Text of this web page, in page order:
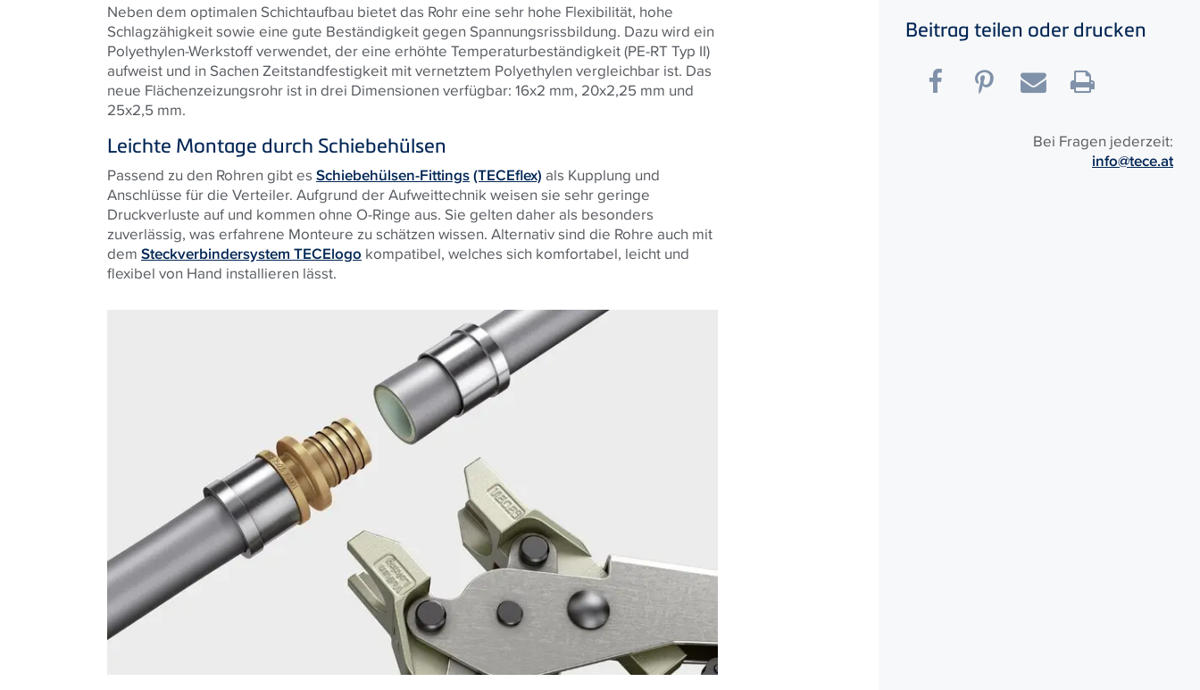
Neben dem optimalen Schichtaufbau bietet das Rohr eine sehr hohe Flexibilität, hohe
Schlagzähigkeit sowie eine gute Beständigkeit gegen Spannungsrissbildung. Dazu wird ein
Polyethylen-Werkstoff verwendet, der eine erhöhte Temperaturbeständigkeit (PE-RT Typ II)
aufweist und in Sachen Zeitstandfestigkeit mit vernetztem Polyethylen vergleichbar ist. Das
neue Flächenzeizungsrohr ist in drei Dimensionen verfügbar: 16x2 mm, 20x2,25 mm und
25x2,5 mm.
Leichte Montage durch Schiebehülsen
Passend zu den Rohren gibt es Schiebehülsen-Fittings(TECEflex) als Kupplung und
Anschlüsse für die Verteiler. Aufgrund der Aufweittechnik weisen sie sehr geringe
Druckverluste auf und kommen ohne O-Ringe aus. Sie gelten daher als besonders
zuverlässig, was erfahrene Monteure zu schätzen wissen. Alternativ sind die Rohre auch mit
dem Steckverbindersystem TECElogo kompatibel, welches sich komfortabel, leicht und
flexibel von Hand installieren lässt.
Beitrag teilen oder drucken
Bei Fragen jederzeit:
info@tece.at